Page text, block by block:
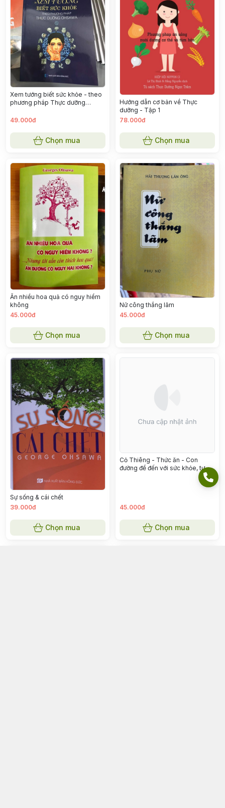
Xem tướng biết sức khỏe - theo
phương pháp Thực dưỡng
bao giờ nói dối
49.000đ
Chọn mua
Hướng dẫn cơ bản về Thực
dưỡng - Tập 1
78.000đ
Chọn mua
Ăn nhiều hoa quả có nguy hiểm
không
45.000đ
Chọn mua
Nữ công thắng lãm
45.000đ
Chọn mua
Sự sống & cái chết
39.000đ
Chọn mua
Cỏ Thiêng - Thức ăn - Con
đường để đến với sức khỏe, tự
45.000đ
Chọn mua